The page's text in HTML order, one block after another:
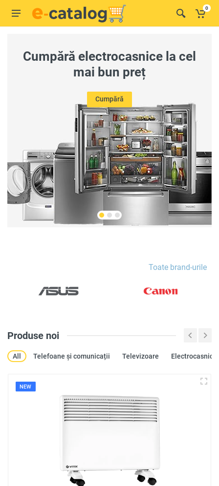
0
Cumpără electrocasnice la cel
mai bun preț
Cumpără
Toate brand-urile
Produse noi
All Telefoane și comunicații Televizoare Electrocasnice
NEW